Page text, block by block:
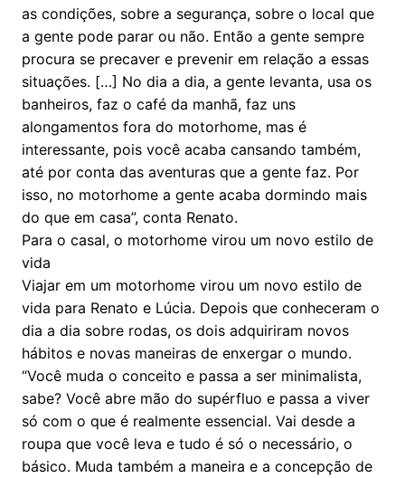
as condições, sobre a segurança, sobre o local que
a gente pode parar ou não. Então a gente sempre
procura se precaver e prevenir em relação a essas
situações. […] No dia a dia, a gente levanta, usa os
banheiros, faz o café da manhã, faz uns
alongamentos fora do motorhome, mas é
interessante, pois você acaba cansando também,
até por conta das aventuras que a gente faz. Por
isso, no motorhome a gente acaba dormindo mais
do que em casa”, conta Renato.
Para o casal, o motorhome virou um novo estilo de
vida
Viajar em um motorhome virou um novo estilo de
vida para Renato e Lúcia. Depois que conheceram o
dia a dia sobre rodas, os dois adquiriram novos
hábitos e novas maneiras de enxergar o mundo.
“Você muda o conceito e passa a ser minimalista,
sabe? Você abre mão do supérfluo e passa a viver
só com o que é realmente essencial. Vai desde a
roupa que você leva e tudo é só o necessário, o
básico. Muda também a maneira e a concepção de